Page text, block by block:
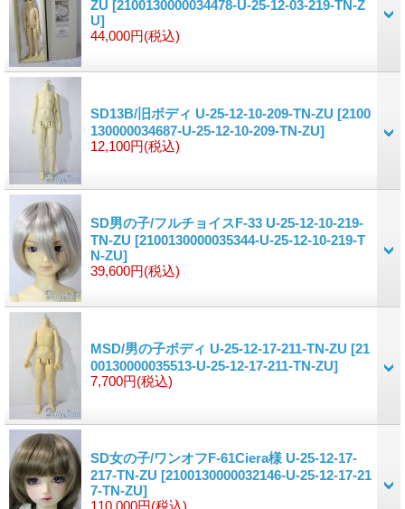
ZU [2100130000034478-U-25-12-03-219-TN-Z
U]
44,000円(税込)
SD13B/旧ボディ U-25-12-10-209-TN-ZU [2100
130000034687-U-25-12-10-209-TN-ZU]
12,100円(税込)
SD男の子/フルチョイスF-33 U-25-12-10-219-
TN-ZU [2100130000035344-U-25-12-10-219-T
N-ZU]
39,600円(税込)
MSD/男の子ボディ U-25-12-17-211-TN-ZU [21
00130000035513-U-25-12-17-211-TN-ZU]
7,700円(税込)
SD女の子/ワンオフF-61Ciera様 U-25-12-17-
217-TN-ZU [2100130000032146-U-25-12-17-21
7-TN-ZU]
110,000円(税込)